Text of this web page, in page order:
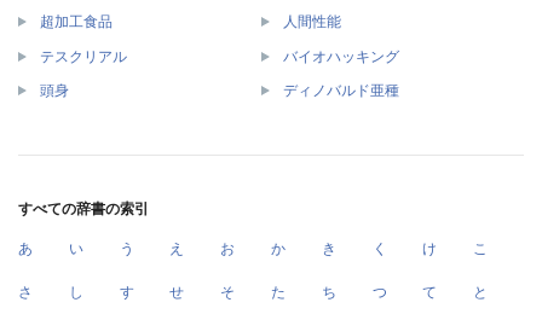
超加工食品 人間性能
テスクリアル バイオハッキング
頭身 ディノバルド亜種
すべての辞書の索引
あ い う え お か き く け こ
さ し す せ そ た ち つ て と